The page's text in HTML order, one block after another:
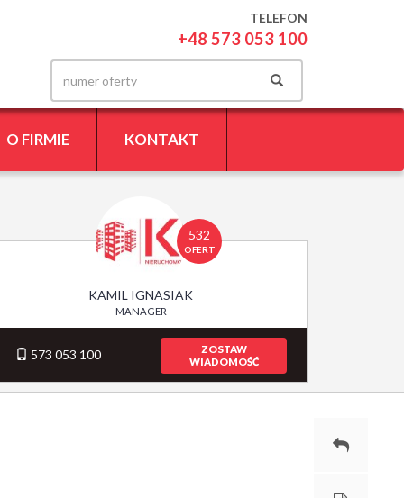
TELEFON
+48 573 053 100
O FIRMIE KONTAKT
532
OFERT
KAMIL IGNASIAK
MANAGER
573 053 100
ZOSTAW
WIADOMOŚĆ